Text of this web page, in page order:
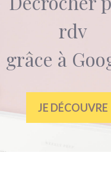
rdv
grâce à
JE DÉCOUVRE